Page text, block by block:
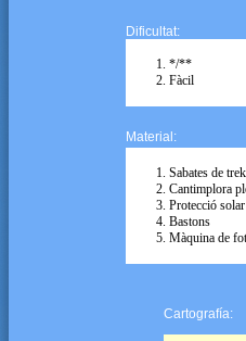
Dificultat:
*/**
Fàcil
Material:
Sabates de
Cantimplora
Protecció
Bastons
Màquina de
Cartografía: